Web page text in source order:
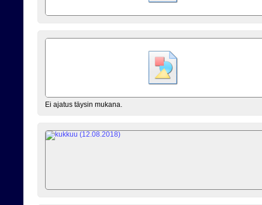
Ei ajatus täysin mukana.